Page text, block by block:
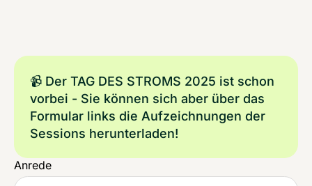
Anrede
📹 Der TAG DES STROMS 2025 ist schon
vorbei - Sie können sich aber über das
Formular links die Aufzeichnungen der
Sessions herunterladen!